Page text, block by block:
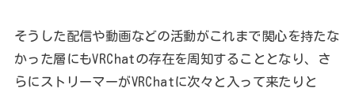
そうした配信や動画などの活動がこれまで関心を持たな
かった層にもVRChatの存在を周知することとなり、さ
らにストリーマーがVRChatに次々と入って来たりと